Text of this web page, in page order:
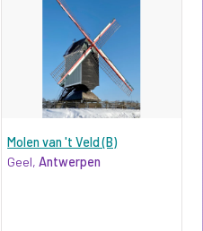
Molen van 't Veld (B)
Geel,Antwerpen